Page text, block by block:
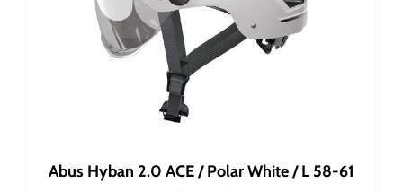
Abus Hyban 2.0 ACE / Polar White / L 58-61